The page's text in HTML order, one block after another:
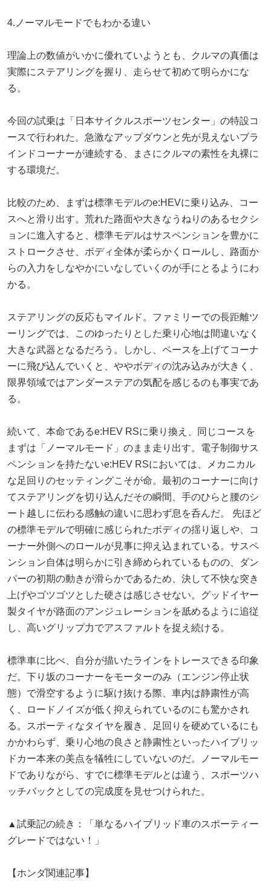
4.ノーマルモードでもわかる違い
理論上の数値がいかに優れていようとも、クルマの真価は
実際にステアリングを握り、走らせて初めて明らかにな
る。
今回の試乗は「日本サイクルスポーツセンター」の特設コ
ースで行われた。急激なアップダウンと先が見えないブラ
インドコーナーが連続する、まさにクルマの素性を丸裸に
する環境だ。
比較のため、まずは標準モデルのe:HEVに乗り込み、コー
スへと滑り出す。荒れた路面や大きなうねりのあるセクシ
ョンに進入すると、標準モデルはサスペンションを豊かに
ストロークさせ、ボディ全体が柔らかくロールし、路面か
らの入力をしなやかにいなしていくのが手にとるようにわ
かる。
ステアリングの反応もマイルド。ファミリーでの長距離ツ
ーリングでは、このゆったりとした乗り心地は間違いなく
大きな武器となるだろう。しかし、ペースを上げてコーナ
ーに飛び込んでいくと、ややボディの沈み込みが大きく、
限界領域ではアンダーステアの気配を感じるのも事実であ
る。
続いて、本命であるe:HEV RSに乗り換え、同じコースを
まずは「ノーマルモード」のまま走り出す。電子制御サス
ペンションを持たないe:HEV RSにおいては、メカニカル
な足回りのセッティングこそが命。最初のコーナーに向け
てステアリングを切り込んだその瞬間、手のひらと腰のシ
ート越しに伝わる感触の違いに思わず息を呑んだ。 先ほど
の標準モデルで明確に感じられたボディの揺り返しや、コ
ーナー外側へのロールが見事に抑え込まれている。サスペ
ンション自体は明らかに引き締められているものの、ダン
パーの初期の動きが滑らかであるため、決して不快な突き
上げやゴツゴツとした硬さは感じさせない。グッドイヤー
製タイヤが路面のアンジュレーションを舐めるように追従
し、高いグリップ力でアスファルトを捉え続ける。
標準車に比べ、自分が描いたラインをトレースできる印象
だ。下り坂のコーナーをモーターのみ（エンジン停止状
態）で滑空するように駆け抜ける際、車内は静粛性が高
く、ロードノイズが低く抑えられているのにも驚かされ
る。スポーティなタイヤを履き、足回りを硬めているにも
かかわらず、乗り心地の良さと静粛性といったハイブリッ
ドカー本来の美点を犠牲にしていないのだ。ノーマルモー
ドでありながら、すでに標準モデルとは違う、スポーツハ
ッチバックとしての完成度を見せつけられた。
▲試乗記の続き：「単なるハイブリッド車のスポーティー
グレードではない！」
【ホンダ関連記事】